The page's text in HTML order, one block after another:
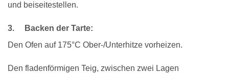
und beiseitestellen.
3. Backen der Tarte:
Den Ofen auf 175°C Ober-/Unterhitze vorheizen.
Den fladenförmigen Teig, zwischen zwei Lagen